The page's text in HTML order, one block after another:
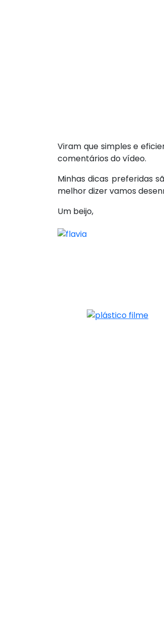
Viram que simples e
comentários do vídeo.
Minhas dicas preferidas
melhor dizer vamos
Um beijo,